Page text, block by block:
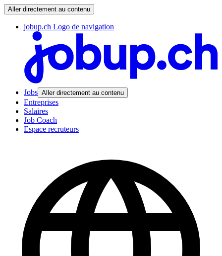
Aller directement au contenu
jobup.ch Logo de navigation
Jobs Aller directement au contenu
Entreprises
Salaires
Job Coach
Espace recruteurs